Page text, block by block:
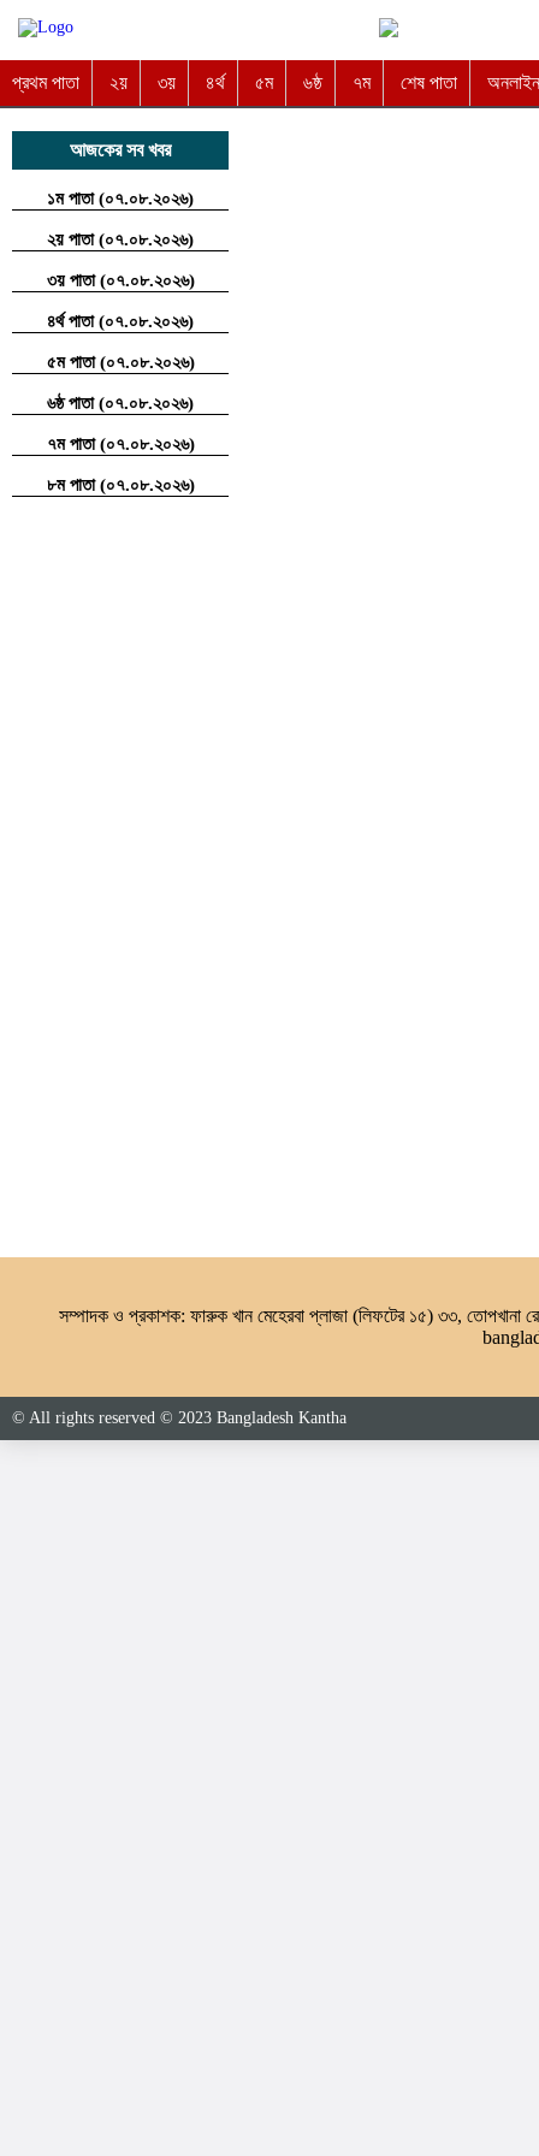
প্রথম পাতা ২য় ৩য় ৪র্থ ৫ম ৬ষ্ঠ ৭ম শেষ পাতা অনলাইন
আজকের সব খবর
১ম পাতা (০৭.০৮.২০২৬)
২য় পাতা (০৭.০৮.২০২৬)
৩য় পাতা (০৭.০৮.২০২৬)
৪র্থ পাতা (০৭.০৮.২০২৬)
৫ম পাতা (০৭.০৮.২০২৬)
৬ষ্ঠ পাতা (০৭.০৮.২০২৬)
৭ম পাতা (০৭.০৮.২০২৬)
৮ম পাতা (০৭.০৮.২০২৬)
সম্পাদক ও প্রকাশক: ফারুক খান মেহেরবা প্লাজা (লিফটের ১৫) ৩৩, তোপখানা
© All rights reserved © 2023 Bangladesh Kantha